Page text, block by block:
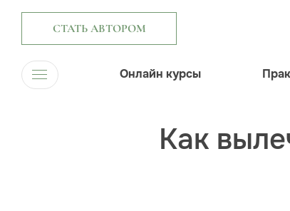
СТАТЬ АВТОРОМ
Онлайн курсы
Как